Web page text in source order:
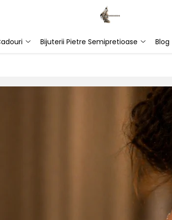
Bijuterii Pietre Semipretioase Blog